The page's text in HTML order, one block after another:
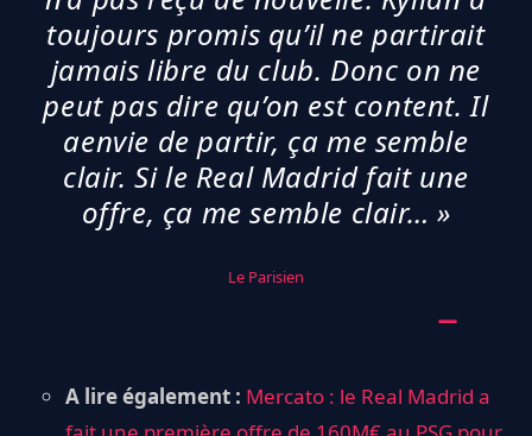
toujours promis qu’il ne partirait
jamais libre du club. Donc on ne
peut pas dire qu’on est content. Il
aenvie de partir, ça me semble
clair. Si le Real Madrid fait une
offre, ça me semble clair… »
Le Parisien
A lire également : Mercato : le Real Madrid a